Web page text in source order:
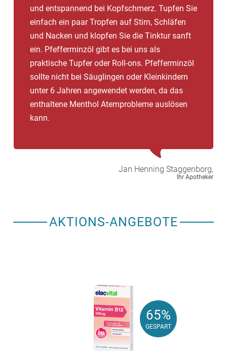
und entspannend bei Kopfschmerz. Tupfen Sie
einfach ein paar Tropfen auf Stirn, Schläfen
und Nacken und klopfen Sie die Tinktur sanft
ein. Pfefferminzöl gibt es bei uns als
praktische Tupfer oder Roll-ons. Pfefferminzöl
sollte nicht bei Säuglingen oder Kleinkindern
unter 6 Jahren angewendet werden, da das
enthaltene Menthol Atemprobleme auslösen
kann.
Jan Henning Staggenborg,
Ihr Apotheker
AKTIONS-ANGEBOTE
65%
GESPART
65%
GESPART